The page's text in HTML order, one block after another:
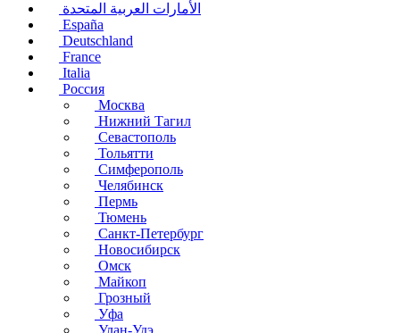
الأمارات العربية المتحدة
España
Deutschland
France
Italia
Россия
Москва
Нижний Тагил
Севастополь
Тольятти
Симферополь
Челябинск
Пермь
Тюмень
Санкт-Петербург
Новосибирск
Омск
Майкоп
Грозный
Уфа
Улан-Удэ